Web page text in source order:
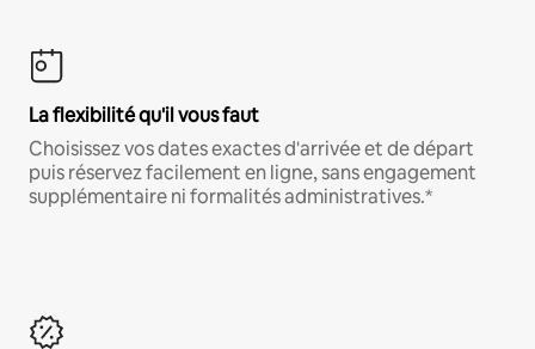
La flexibilité qu'il vous faut
Choisissez vos dates exactes d'arrivée et de départ
puis réservez facilement en ligne, sans engagement
supplémentaire ni formalités administratives.*